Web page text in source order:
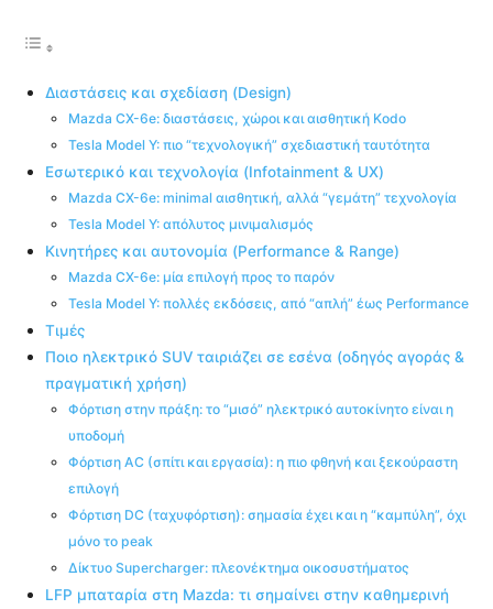
Διαστάσεις και σχεδίαση (Design)
Mazda CX-6e: διαστάσεις, χώροι και αισθητική Kodo
Tesla Model Y: πιο “τεχνολογική” σχεδιαστική ταυτότητα
Εσωτερικό και τεχνολογία (Infotainment & UX)
Mazda CX-6e: minimal αισθητική, αλλά “γεμάτη” τεχνολογία
Tesla Model Y: απόλυτος μινιμαλισμός
Κινητήρες και αυτονομία (Performance & Range)
Mazda CX-6e: μία επιλογή προς το παρόν
Tesla Model Y: πολλές εκδόσεις, από “απλή” έως Performance
Τιμές
Ποιο ηλεκτρικό SUV ταιριάζει σε εσένα (οδηγός αγοράς &
πραγματική χρήση)
Φόρτιση στην πράξη: το “μισό” ηλεκτρικό αυτοκίνητο είναι η
υποδομή
Φόρτιση AC (σπίτι και εργασία): η πιο φθηνή και ξεκούραστη
επιλογή
Φόρτιση DC (ταχυφόρτιση): σημασία έχει και η “καμπύλη”, όχι
μόνο το peak
Δίκτυο Supercharger: πλεονέκτημα οικοσυστήματος
LFP μπαταρία στη Mazda: τι σημαίνει στην καθημερινή